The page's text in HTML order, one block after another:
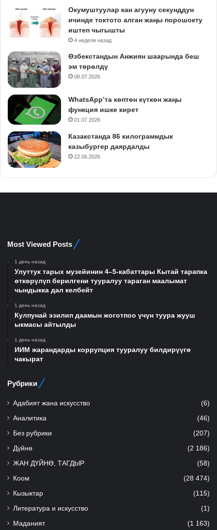
Окумуштуулар кан агууну секунддун
ичинде токтото алган жаңы порошокту
иштеп чыгышты
4 недели назад
Өзбекстандын Анжиян шаарында беш
эм төрөлдү
08.07.2026
WhatsApp’та көптөн күткөн жаңы
функция ишке кирет
01.07.2026
Казакстанда 86 килограммдык
казыбургер даярдалды
22.06.2026
Most Viewed Posts
1 день назад
Улуттук тарых музейинин 4–5-кабаттары Кытай тарапка
өткөрүлүп берилгени тууралуу тараган маалымат
чындыкка дал келбейт
1 день назад
Кулпунай эзилип даамын жоготпоо үчүн туура жууш
ыкмасы айтылды
1 день назад
ИИМ жарандарды коррупция тууралуу билдирүүгө
чакырат
Рубрики
Адабият жана искусство (6)
Аналитика (46)
Без рубрики (207)
Дүйнө (2 186)
ЖАН ДҮЙНӨ, ТАГДЫР (58)
Коом (28 474)
Кызыктар (115)
Литература и искусство (1)
Маданият (1 163)